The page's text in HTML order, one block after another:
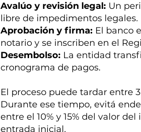
Avalúo y revisión legal: Un
libre de impedimentos legales.
Aprobación y firma: El banco
notario y se inscriben en el
Desembolso: La entidad
cronograma de pagos.
El proceso puede tardar entre
Durante ese tiempo, evitá
entre el 10% y 15% del valor
entrada inicial.